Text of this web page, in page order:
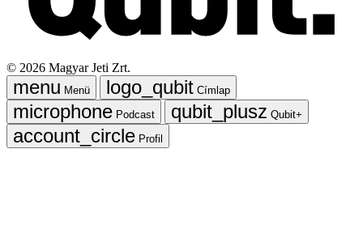
© 2026 Magyar Jeti Zrt.
Menü
Címlap
Podcast
Qubit+
Profil